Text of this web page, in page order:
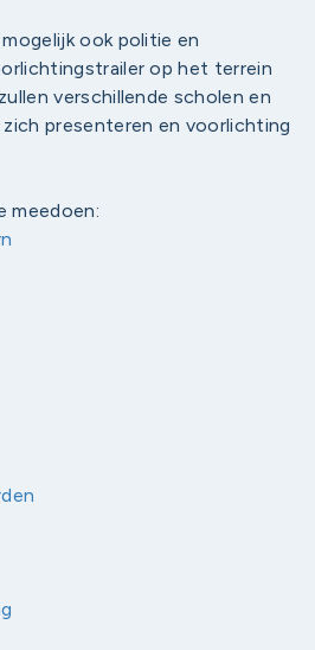
ook politie en
op het terrein
verschillende scholen en
presenteren en voorlichting
meedoen: